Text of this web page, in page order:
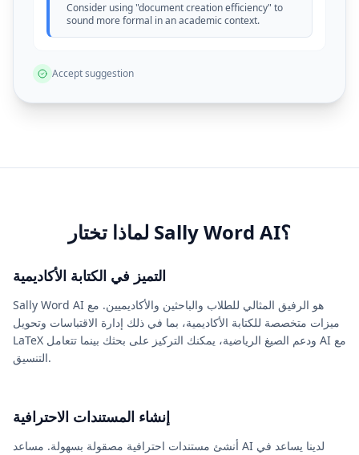
Consider using "document creation efficiency" to
sound more formal in an academic context.
Accept suggestion
لماذا تختار Sally Word AI؟
التميز في الكتابة الأكاديمية
Sally Word AI هو الرفيق المثالي للطلاب والباحثين والأكاديميين. مع
ميزات متخصصة للكتابة الأكاديمية، بما في ذلك إدارة الاقتباسات وتحويل
LaTeX ودعم الصيغ الرياضية، يمكنك التركيز على بحثك بينما تتعامل AI مع
التنسيق.
إنشاء المستندات الاحترافية
أنشئ مستندات احترافية مصقولة بسهولة. مساعد AI لدينا يساعد في